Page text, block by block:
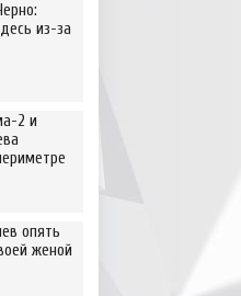
из-за
2 и
опять
женой